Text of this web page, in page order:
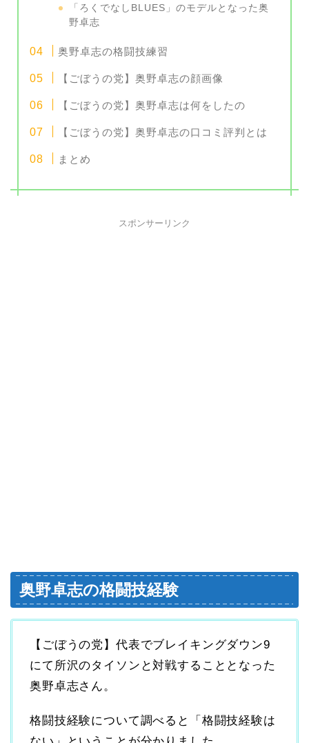
「ろくでなしBLUES」のモデルとなった奥
野卓志
奥野卓志の格闘技練習
【ごぼうの党】奥野卓志の顔画像
【ごぼうの党】奥野卓志は何をしたの
【ごぼうの党】奥野卓志の口コミ評判とは
まとめ
スポンサーリンク
奥野卓志の格闘技経験
【ごぼうの党】代表でブレイキングダウン9
にて所沢のタイソンと対戦することとなった
奥野卓志さん。
格闘技経験について調べると「格闘技経験は